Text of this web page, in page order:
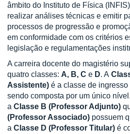
âmbito do Instituto de Física
realizar análises técnicas e emitir
processos de progressão e
em conformidade com os critérios
legislação e regulamentações
A carreira docente do magistério
quatro classes: A, B, C e D. A
Assistente) é a classe de
sendo composta por um único
a Classe B (Professor Adjunto)
(Professor Associado) possuem
a Classe D (Professor Titular) é